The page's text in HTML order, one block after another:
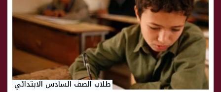
طلاب الصف السادس الابتدائي